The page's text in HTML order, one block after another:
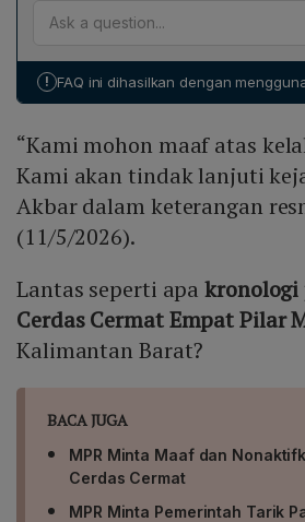
jawaban Regu C kurang jelas di
terdengar jelas di livestream
sistem perlombaan LCC Empat
aspek teknis tata suara dan
memastikan pelaksanaan lomba
di masa mendatang.
pertimbangan dari Dewan
dalam jawaban Regu C,
bahwa menurut juri, artikulasi
poin. Dyastasita menambahkan
tersebut bersifat final dan tidak
peninjauan kembali saat itu.
! FAQ ini dihasilkan dengan
“Kami mohon maaf atas
Kami akan tindak lanjuti
Akbar dalam keterangan
(11/5/2026).
Lantas seperti apakronologi
Cerdas Cermat Empat Pilar
Kalimantan Barat?
BACA JUGA
MPR Minta Maaf dan
Cerdas Cermat
MPR Minta Pemerintah Tarik